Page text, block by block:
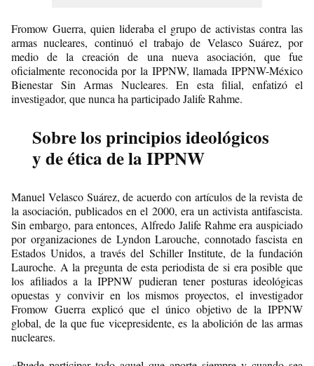
Fromow Guerra, quien lideraba el grupo de activistas contra las
armas nucleares, continuó el trabajo de Velasco Suárez, por
medio de la creación de una nueva asociación, que fue
oficialmente reconocida por la IPPNW, llamada IPPNW-México
Bienestar Sin Armas Nucleares. En esta filial, enfatizó el
investigador, que nunca ha participado Jalife Rahme.
Sobre los principios ideológicos
y de ética de la IPPNW
Manuel Velasco Suárez, de acuerdo con artículos de la revista de
la asociación, publicados en el 2000, era un activista antifascista.
Sin embargo, para entonces, Alfredo Jalife Rahme era auspiciado
por organizaciones de Lyndon Larouche, connotado fascista en
Estados Unidos, a través del Schiller Institute, de la fundación
Lauroche. A la pregunta de esta periodista de si era posible que
los afiliados a la IPPNW pudieran tener posturas ideológicas
opuestas y convivir en los mismos proyectos, el investigador
Fromow Guerra explicó que el único objetivo de la IPPNW
global, de la que fue vicepresidente, es la abolición de las armas
nucleares.